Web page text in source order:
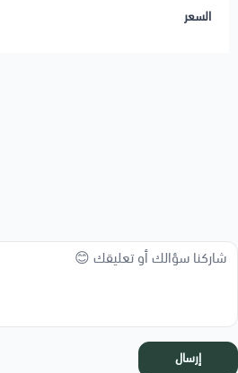
السعر
إرسال